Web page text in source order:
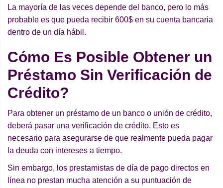
La mayoría de las veces depende del banco, pero lo más
probable es que pueda recibir 600$ en su cuenta bancaria
dentro de un día hábil.
Cómo Es Posible Obtener un
Préstamo Sin Verificación de
Crédito?
Para obtener un préstamo de un banco o unión de crédito,
deberá pasar una verificación de crédito. Esto es
necesario para asegurarse de que realmente pueda pagar
la deuda con intereses a tiempo.
Sin embargo, los prestamistas de día de pago directos en
línea no prestan mucha atención a su puntuación de